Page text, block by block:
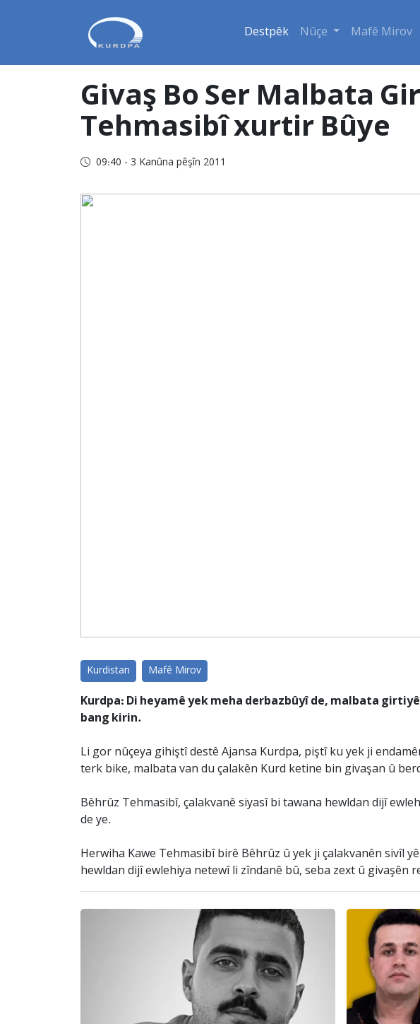
Destpêk Nûçe Mafê Mirov
Givaş Bo Ser Malbata
Tehmasibî xurtir Bûye
09:40 - 3 Kanûna pêşîn 2011
Kurdistan Mafê Mirov
Kurdpa: Di heyamê yek meha derbazbûyî de, malbata
bang kirin.
Li gor nûçeya gihiştî destê Ajansa Kurdpa, piştî ku yek ji
terk bike, malbata van du çalakên Kurd ketine bin givaşan û
Bêhrûz Tehmasibî, çalakvanê siyasî bi tawana hewldan dijî
de ye.
Herwiha Kawe Tehmasibî birê Bêhrûz û yek ji çalakvanên sivîl
hewldan dijî ewlehiya netewî li zîndanê bû, seba zext û givaşên